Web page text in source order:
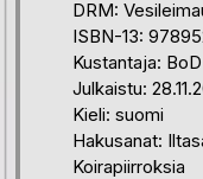
DRM:
ISBN-13:
Kustantaja:
Julkaistu:
Kieli: suomi
Hakusanat:
Koirapiirroksia